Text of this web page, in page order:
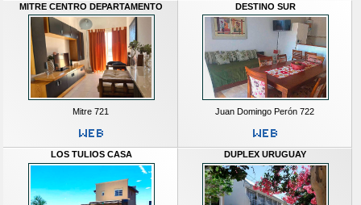
MITRE CENTRO DEPARTAMENTO
Mitre 721
DESTINO SUR
Juan Domingo Perón 722
LOS TULIOS CASA DUPLEX URUGUAY